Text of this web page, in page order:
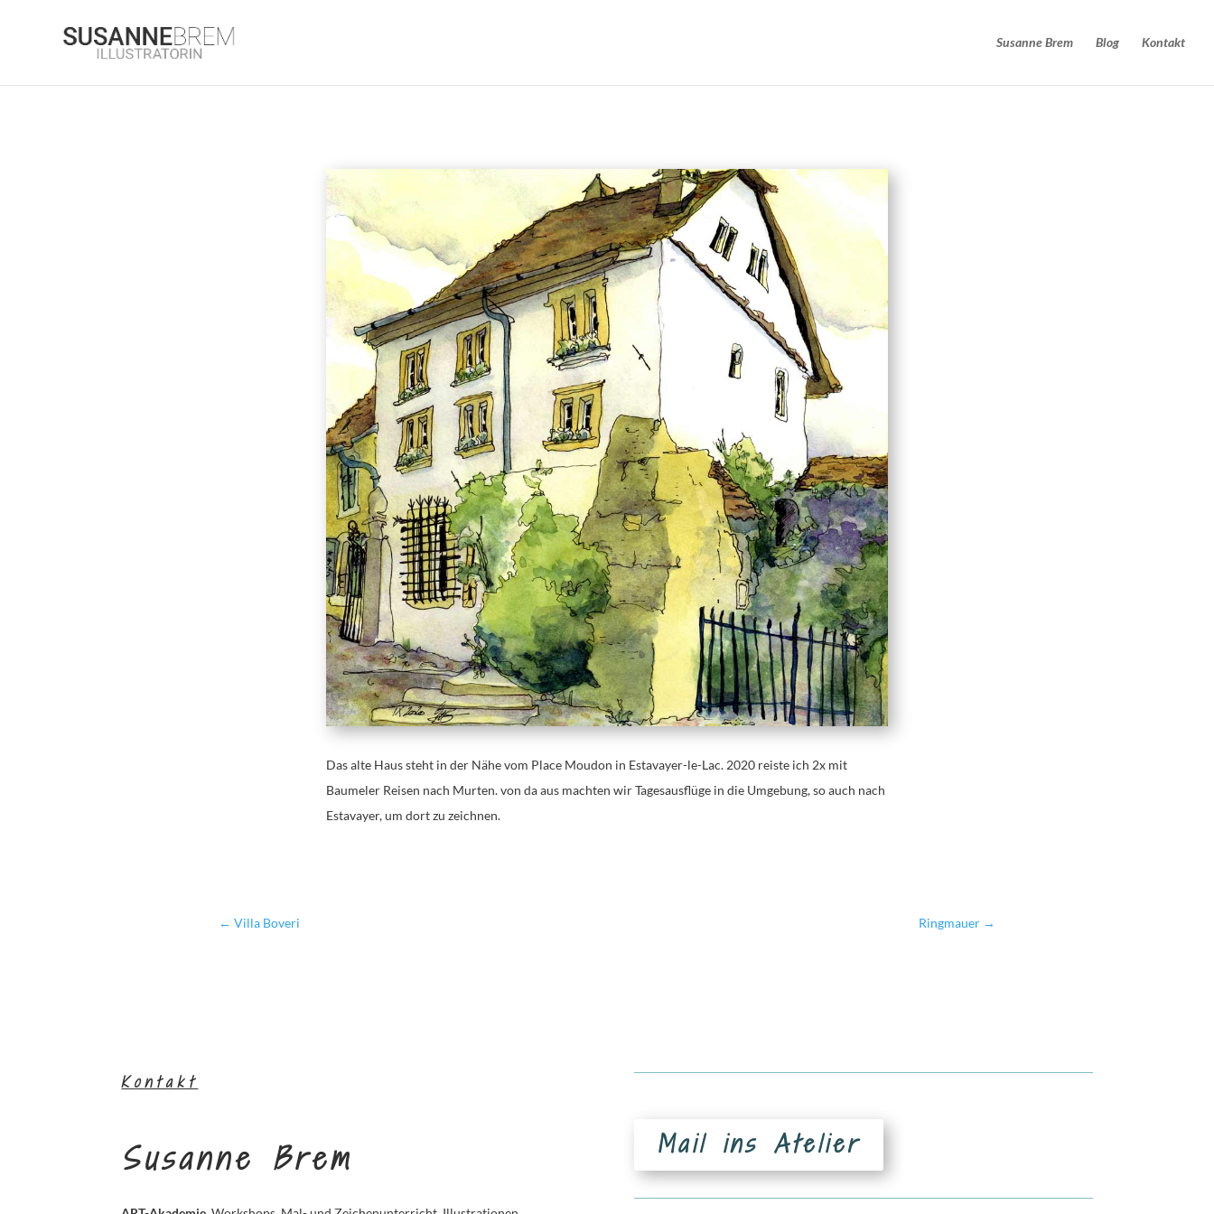
Susanne Brem Blog Kontakt
Das alte Haus steht in der Nähe vom Place Moudon in Estavayer-le-Lac. 2020 reiste ich 2x mit
Baumeler Reisen nach Murten. von da aus machten wir Tagesausflüge in die Umgebung, so auch nach
Estavayer, um dort zu zeichnen.
← Villa Boveri Ringmauer →
Kontakt
Susanne Brem Mail ins Atelier